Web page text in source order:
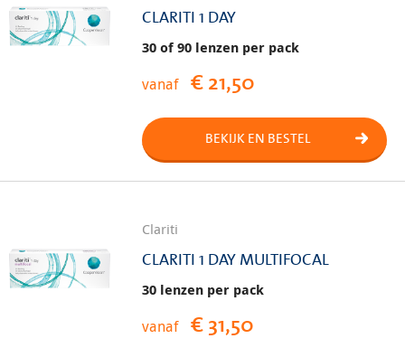
CLARITI 1 DAY
30 of 90 lenzen per pack
vanaf € 21,50
BEKIJK EN BESTEL
Clariti
CLARITI 1 DAY MULTIFOCAL
30 lenzen per pack
vanaf € 31,50